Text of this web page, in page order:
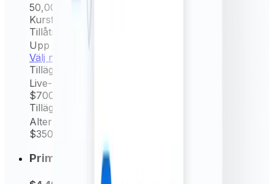
50,000
Kursfrekvens
Tillåtna enheter
Upp till 5
Välj nu
Tillägg
Live-kurser (per minut)
$700
Tillägg
Alternativ källkurs
$350
Prime